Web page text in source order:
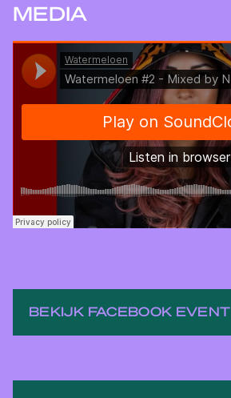
MEDIA
BEKIJK FACEBOOK EVENT